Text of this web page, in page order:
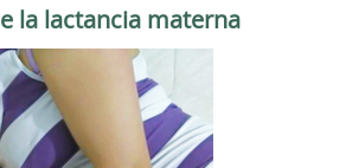
la lactancia materna